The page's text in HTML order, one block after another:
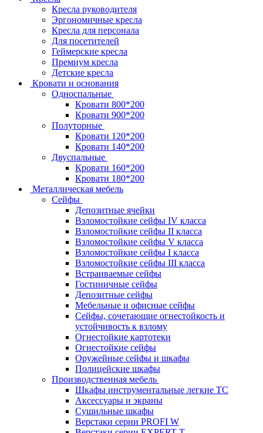
Кресла руководителя
Эргономичные кресла
Кресла для персонала
Для посетителей
Геймерские кресла
Премиум кресла
Детские кресла
Кровати и основания
Односпальные
Кровати 800*200
Кровати 900*200
Полуторные
Кровати 120*200
Кровати 140*200
Двуспальные
Кровати 160*200
Кровати 180*200
Металлическая мебель
Сейфы
Депозитные ячейки
Взломостойкие сейфы IV класса
Взломостойкие сейфы II класса
Взломостойкие сейфы V класса
Взломостойкие сейфы I класса
Взломостойкие сейфы III класса
Встраиваемые сейфы
Гостиничные сейфы
Депозитные сейфы
Мебельные и офисные сейфы
Сейфы, сочетающие огнестойкость и
устойчивость к взлому
Огнестойкие картотеки
Огнестойкие сейфы
Оружейные сейфы и шкафы
Полицейские шкафы
Производственная мебель
Шкафы инструментальные легкие ТС
Аксессуары и экраны
Cушильные шкафы
Верстаки серии PROFI W